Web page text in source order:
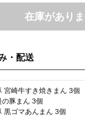
在庫があり
・配送
宮崎牛すき焼きまん 3個
の豚まん 3個
黒ゴマあんまん 3個